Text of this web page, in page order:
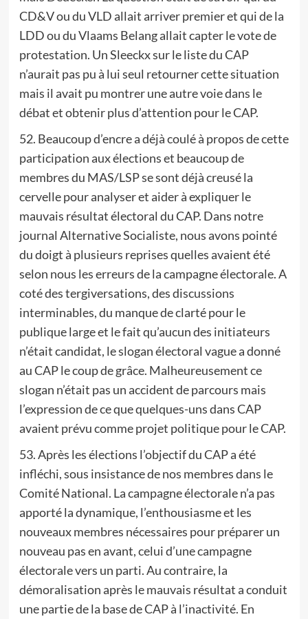
CD&V ou du VLD allait arriver premier et qui de la
LDD ou du Vlaams Belang allait capter le vote de
protestation. Un Sleeckx sur le liste du CAP
n’aurait pas pu à lui seul retourner cette situation
mais il avait pu montrer une autre voie dans le
débat et obtenir plus d’attention pour le CAP.
52. Beaucoup d’encre a déjà coulé à propos de cette
participation aux élections et beaucoup de
membres du MAS/LSP se sont déjà creusé la
cervelle pour analyser et aider à expliquer le
mauvais résultat électoral du CAP. Dans notre
journal Alternative Socialiste, nous avons pointé
du doigt à plusieurs reprises quelles avaient été
selon nous les erreurs de la campagne électorale. A
coté des tergiversations, des discussions
interminables, du manque de clarté pour le
publique large et le fait qu’aucun des initiateurs
n’était candidat, le slogan électoral vague a donné
au CAP le coup de grâce. Malheureusement ce
slogan n’était pas un accident de parcours mais
l’expression de ce que quelques-uns dans CAP
avaient prévu comme projet politique pour le CAP.
53. Après les élections l’objectif du CAP a été
infléchi, sous insistance de nos membres dans le
Comité National. La campagne électorale n’a pas
apporté la dynamique, l’enthousiasme et les
nouveaux membres nécessaires pour préparer un
nouveau pas en avant, celui d’une campagne
électorale vers un parti. Au contraire, la
démoralisation après le mauvais résultat a conduit
une partie de la base de CAP à l’inactivité. En